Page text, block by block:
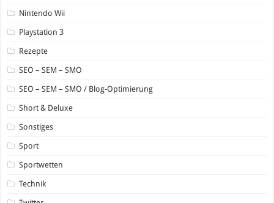
Nintendo Wii
Playstation 3
Rezepte
SEO – SEM – SMO
SEO – SEM – SMO / Blog-Optimierung
Short & Deluxe
Sonstiges
Sport
Sportwetten
Technik